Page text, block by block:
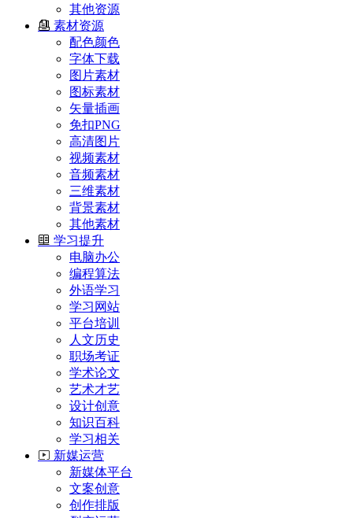
其他资源
素材资源
配色颜色
字体下载
图片素材
图标素材
矢量插画
免扣PNG
高清图片
视频素材
音频素材
三维素材
背景素材
其他素材
学习提升
电脑办公
编程算法
外语学习
学习网站
平台培训
人文历史
职场考证
学术论文
艺术才艺
设计创意
知识百科
学习相关
新媒运营
新媒体平台
文案创意
创作排版